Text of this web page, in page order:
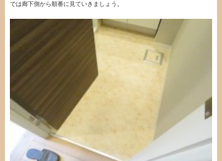
では廊下側から順番に見ていきましょう。